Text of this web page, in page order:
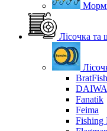
Лісочка та
DAIWA
Fanatik
Feima
Fishing